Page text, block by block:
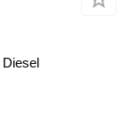
Diesel